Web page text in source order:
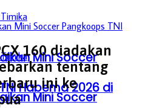
Mini Soccer
Habema 2026 di
Mini Soccer
160 diadakan
tentang
ini ke